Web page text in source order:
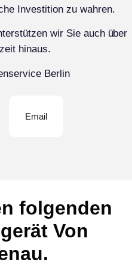
Investition zu wahren.
wir Sie auch über
hinaus.
Berlin
Email
folgenden
Von